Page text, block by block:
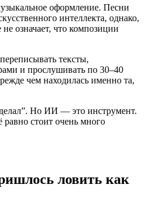
оформление. Песни
интеллекта, однако,
означает, что композиции
тексты,
и прослушивать по 30–40
чем находилась именно та,
Но ИИ — это инструмент.
равно стоит очень много
ловить как